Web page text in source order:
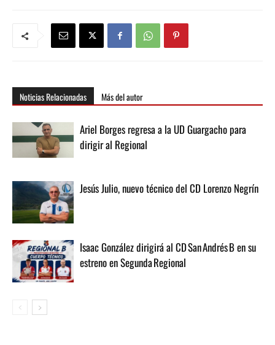
Noticias Relacionadas Más del autor
Ariel Borges regresa a la UD Guargacho para
dirigir al Regional
Jesús Julio, nuevo técnico del CD Lorenzo Negrín
Isaac González dirigirá al CD San Andrés B en su
estreno en Segunda Regional